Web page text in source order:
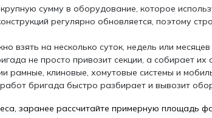
сумму в оборудование, которое
регулярно обновляется, поэтому
взять на несколько суток, недель или
не просто привозит секции, а собирает
рамные, клиновые, хомутовые системы и
бригада быстро разбирает и вывозит
заранее рассчитайте примерную